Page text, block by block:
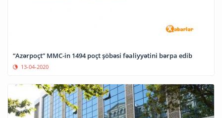
“Azərpoçt” MMC-in 1494 poçt şöbəsi fəaliyyətini bərpa edib
13-04-2020